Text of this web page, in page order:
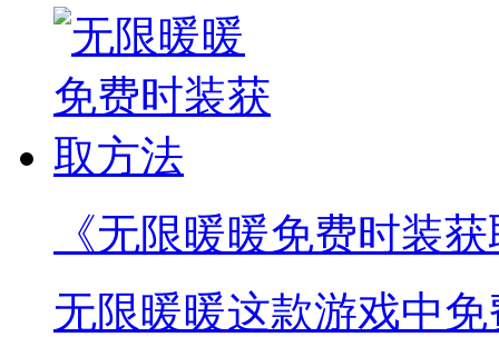
《无限暖暖免费时装
无限暖暖这款游戏中